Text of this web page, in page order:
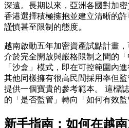
深遠。長期以來，亞洲各國對加
香港選擇積極擁抱並建立清晰的
謹慎甚至限制的態度。
越南啟動五年加密資產試點計畫
介於完全開放與嚴格限制之間的
「沙盒」模式，即在可控範圍內
其他同樣擁有很高民間採用率但
提供一個寶貴的參考範本。 這標
的「是否監管」轉向「如何有效監
新手指南：如何在越